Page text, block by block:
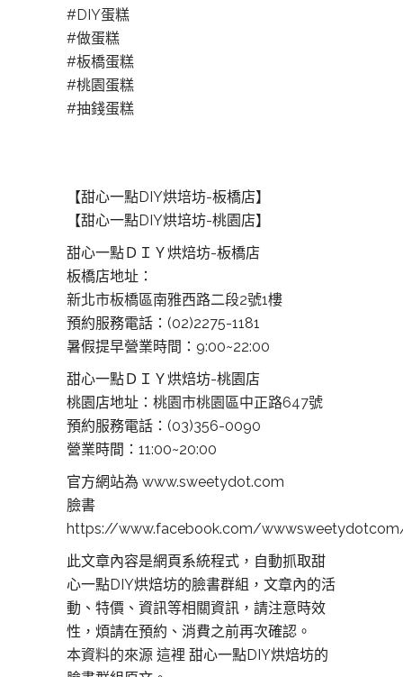
#DIY蛋糕
#做蛋糕
#板橋蛋糕
#桃園蛋糕
#抽錢蛋糕
【甜心一點DIY烘培坊-板橋店】
【甜心一點DIY烘培坊-桃園店】
甜心一點ＤＩＹ烘焙坊-板橋店
板橋店地址：
新北市板橋區南雅西路二段2號1樓
預約服務電話：(02)2275-1181
暑假提早營業時間：9:00~22:00
甜心一點ＤＩＹ烘焙坊-桃園店
桃園店地址： 桃園市桃園區中正路647號
預約服務電話：(03)356-0090
營業時間：11:00~20:00
官方網站為 www.sweetydot.com
臉書
https://www.facebook.com/
此文章內容是網頁系統程式，自動抓取甜
心一點DIY烘焙坊的臉書群組，文章內的活
動、特價、資訊等相關資訊，請注意時效
性，煩請在預約、消費之前再次確認。
本資料的來源 這裡 甜心一點DIY烘焙坊的